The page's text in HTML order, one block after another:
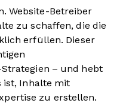
Website-Betreiber
zu schaffen, die die
erfüllen. Dieser
– und hebt
ist, Inhalte mit
zu erstellen.